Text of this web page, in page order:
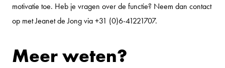
motivatie toe. Heb je vragen over de functie? Neem dan contact
op met Jeanet de Jong via +31 (0)6-41221707.
Meer weten?